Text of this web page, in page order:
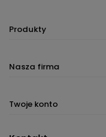
Produkty
Nasza firma
Twoje konto